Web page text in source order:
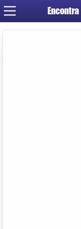
Encontra